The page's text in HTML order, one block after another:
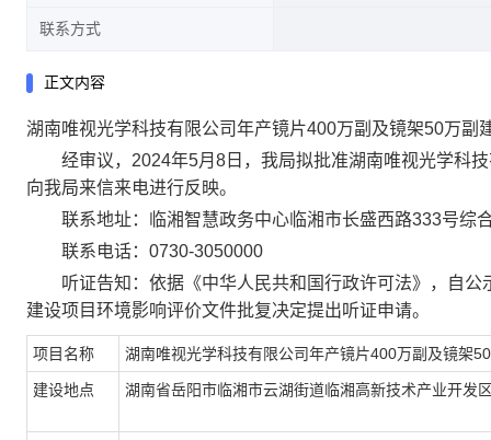
联系方式
正文内容
湖南唯视光学科技有限公司年产镜片400万副及镜架50万副
经审议，2024年5月8日，我局拟批准湖南唯视光学科技
向我局来信来电进行反映。
联系地址：临湘智慧政务中心临湘市长盛西路333号综
联系电话：0730-3050000
听证告知：依据《中华人民共和国行政许可法》，自公
建设项目环境影响评价文件批复决定提出听证申请。
项目名称 湖南唯视光学科技有限公司年产镜片400万副及镜架
建设地点 湖南省岳阳市临湘市云湖街道临湘高新技术产业开发